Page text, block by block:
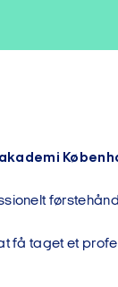
få taget et